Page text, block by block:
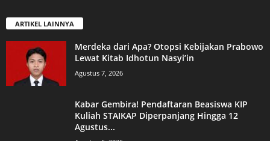
ARTIKEL LAINNYA
Merdeka dari Apa? Otopsi Kebijakan Prabowo
Lewat Kitab Idhotun Nasyi’in
Agustus 7, 2026
Kabar Gembira! Pendaftaran Beasiswa KIP
Kuliah STAIKAP Diperpanjang Hingga 12
Agustus...